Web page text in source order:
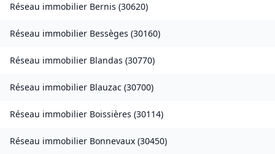
Réseau immobilier Bernis (30620)
Réseau immobilier Bessèges (30160)
Réseau immobilier Blandas (30770)
Réseau immobilier Blauzac (30700)
Réseau immobilier Boissières (30114)
Réseau immobilier Bonnevaux (30450)